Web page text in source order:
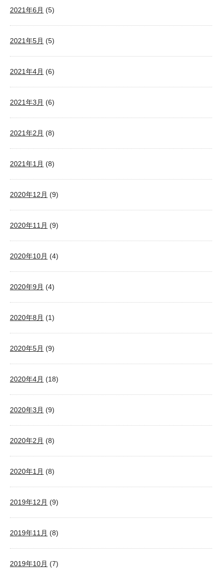
2021年6月 (5)
2021年5月 (5)
2021年4月 (6)
2021年3月 (6)
2021年2月 (8)
2021年1月 (8)
2020年12月 (9)
2020年11月 (9)
2020年10月 (4)
2020年9月 (4)
2020年8月 (1)
2020年5月 (9)
2020年4月 (18)
2020年3月 (9)
2020年2月 (8)
2020年1月 (8)
2019年12月 (9)
2019年11月 (8)
2019年10月 (7)